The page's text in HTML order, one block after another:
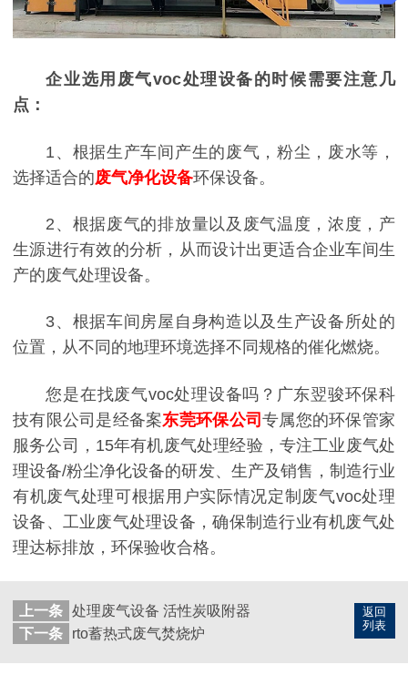
企业选用废气voc处理设备的时候需要注意几
点：
1、根据生产车间产生的废气，粉尘，废水等，
选择适合的废气净化设备环保设备。
2、根据废气的排放量以及废气温度，浓度，产
生源进行有效的分析，从而设计出更适合企业车间生
产的废气处理设备。
3、根据车间房屋自身构造以及生产设备所处的
位置，从不同的地理环境选择不同规格的催化燃烧。
您是在找废气voc处理设备吗？广东翌骏环保科
技有限公司是经备案东莞环保公司专属您的环保管家
服务公司，15年有机废气处理经验，专注工业废气处
理设备/粉尘净化设备的研发、生产及销售，制造行业
有机废气处理可根据用户实际情况定制废气voc处理
设备、工业废气处理设备，确保制造行业有机废气处
理达标排放，环保验收合格。
返回
列表
上一条 处理废气设备 活性炭吸附器
下一条
rto蓄热式废气焚烧炉